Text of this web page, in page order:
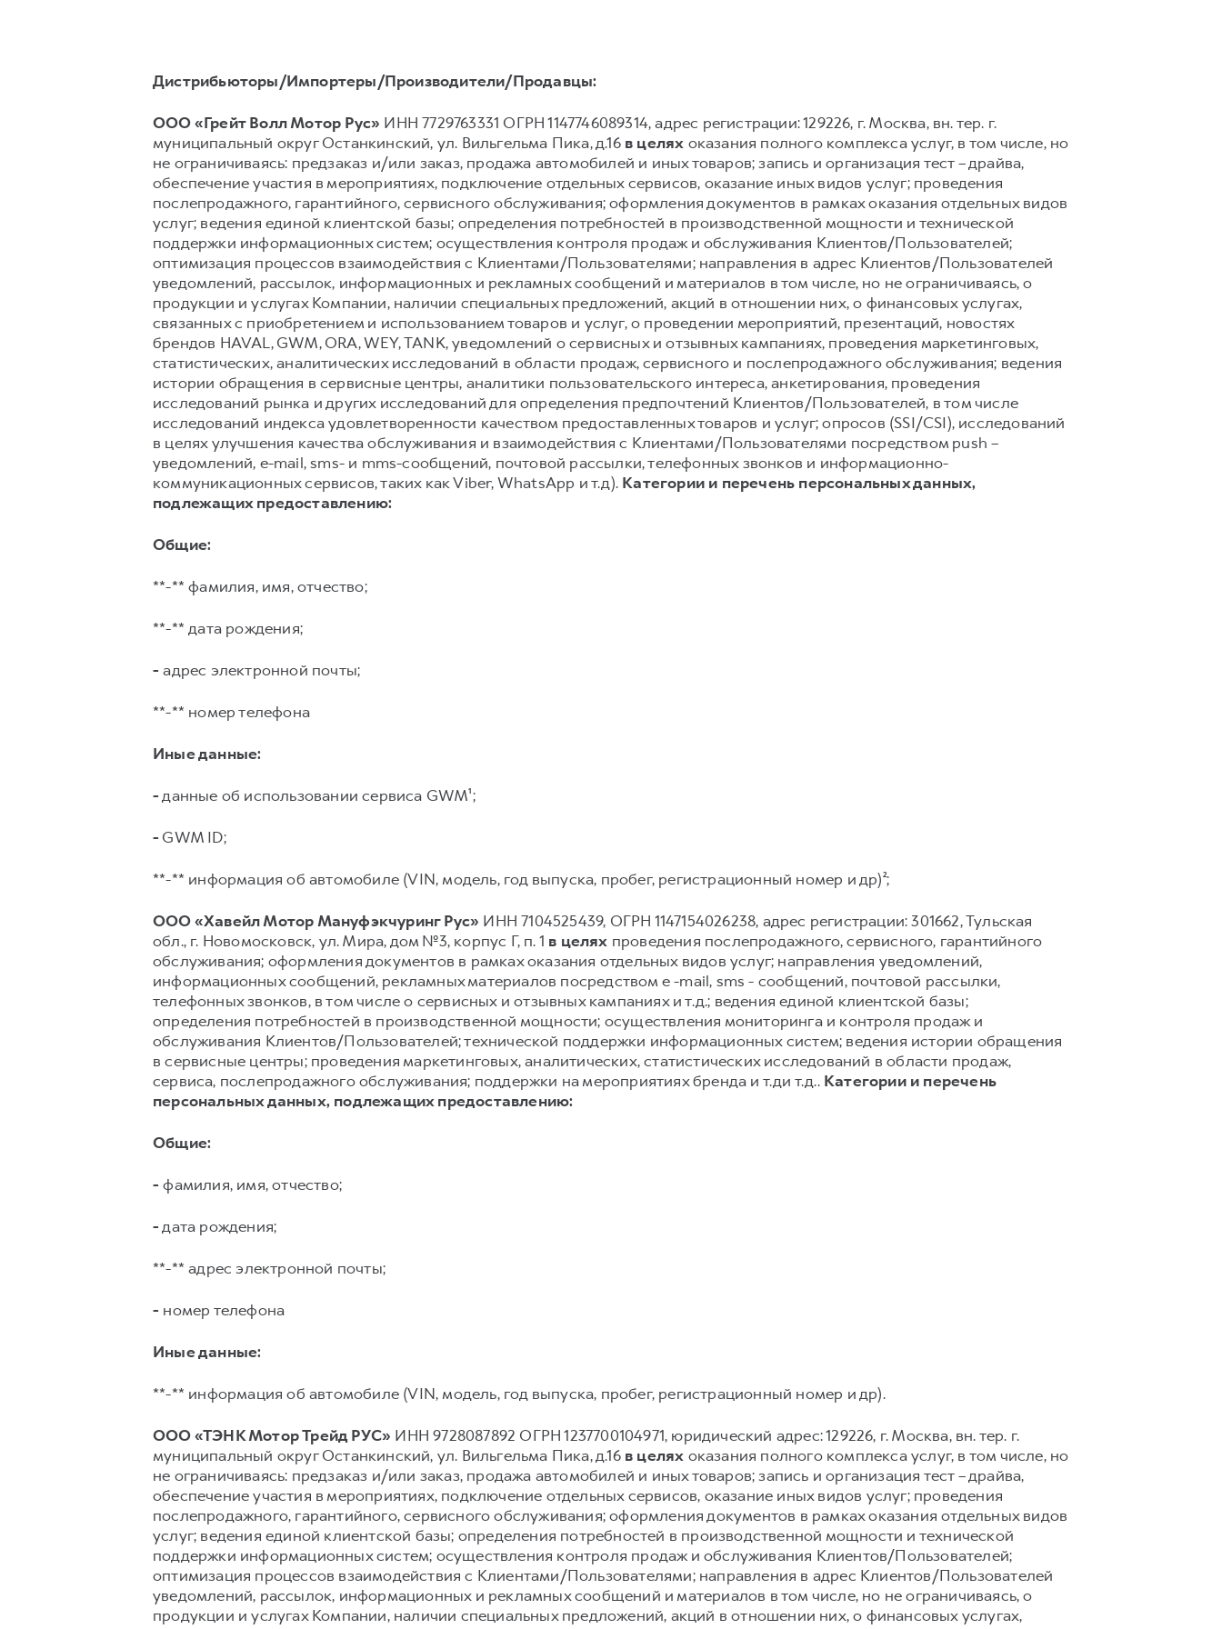
Дистрибьюторы/Импортеры/Производители/Продавцы:
ООО «Грейт Волл Мотор Рус» ИНН 7729763331 ОГРН 1147746089314, адрес регистрации: 129226, г. Москва, вн. тер. г.
муниципальный округ Останкинский, ул. Вильгельма Пика, д.16 в целях оказания полного комплекса услуг, в том числе, но
не ограничиваясь: предзаказ и/или заказ, продажа автомобилей и иных товаров; запись и организация тест – драйва,
обеспечение участия в мероприятиях, подключение отдельных сервисов, оказание иных видов услуг; проведения
послепродажного, гарантийного, сервисного обслуживания; оформления документов в рамках оказания отдельных видов
услуг; ведения единой клиентской базы; определения потребностей в производственной мощности и технической
поддержки информационных систем; осуществления контроля продаж и обслуживания Клиентов/Пользователей;
оптимизация процессов взаимодействия с Клиентами/Пользователями; направления в адрес Клиентов/Пользователей
уведомлений, рассылок, информационных и рекламных сообщений и материалов в том числе, но не ограничиваясь, о
продукции и услугах Компании, наличии специальных предложений, акций в отношении них, о финансовых услугах,
связанных с приобретением и использованием товаров и услуг, о проведении мероприятий, презентаций, новостях
брендов HAVAL, GWM, ORA, WEY, TANK, уведомлений о сервисных и отзывных кампаниях, проведения маркетинговых,
статистических, аналитических исследований в области продаж, сервисного и послепродажного обслуживания; ведения
истории обращения в сервисные центры, аналитики пользовательского интереса, анкетирования, проведения
исследований рынка и других исследований для определения предпочтений Клиентов/Пользователей, в том числе
исследований индекса удовлетворенности качеством предоставленных товаров и услуг; опросов (SSI/CSI), исследований
в целях улучшения качества обслуживания и взаимодействия с Клиентами/Пользователями посредством push –
уведомлений, e-mail, sms- и mms-сообщений, почтовой рассылки, телефонных звонков и информационно-
коммуникационных сервисов, таких как Viber, WhatsApp и т.д). Категории и перечень персональных данных,
подлежащих предоставлению:
Общие:
**-** фамилия, имя, отчество;
**-** дата рождения;
- адрес электронной почты;
**-** номер телефона
Иные данные:
-данные об использовании сервиса GWM¹;
- GWM ID;
**-** информация об автомобиле (VIN, модель, год выпуска, пробег, регистрационный номер и др)²;
ООО «Хавейл Мотор Мануфэкчуринг Рус» ИНН 7104525439, ОГРН 1147154026238, адрес регистрации: 301662, Тульская
обл., г. Новомосковск, ул. Мира, дом №3, корпус Г, п. 1 в целях проведения послепродажного, сервисного, гарантийного
обслуживания; оформления документов в рамках оказания отдельных видов услуг; направления уведомлений,
информационных сообщений, рекламных материалов посредством e -mail, sms - сообщений, почтовой рассылки,
телефонных звонков, в том числе о сервисных и отзывных кампаниях и т.д.; ведения единой клиентской базы;
определения потребностей в производственной мощности; осуществления мониторинга и контроля продаж и
обслуживания Клиентов/Пользователей; технической поддержки информационных систем; ведения истории обращения
в сервисные центры; проведения маркетинговых, аналитических, статистических исследований в области продаж,
сервиса, послепродажного обслуживания; поддержки на мероприятиях бренда и т.ди т.д.. Категории и перечень
персональных данных, подлежащих предоставлению:
Общие:
- фамилия, имя, отчество;
-дата рождения;
**-** адрес электронной почты;
- номер телефона
Иные данные:
**-** информация об автомобиле (VIN, модель, год выпуска, пробег, регистрационный номер и др).
ООО «ТЭНК Мотор Трейд РУС» ИНН 9728087892 ОГРН 1237700104971, юридический адрес: 129226, г. Москва, вн. тер. г.
муниципальный округ Останкинский, ул. Вильгельма Пика, д.16 в целях оказания полного комплекса услуг, в том числе, но
не ограничиваясь: предзаказ и/или заказ, продажа автомобилей и иных товаров; запись и организация тест – драйва,
обеспечение участия в мероприятиях, подключение отдельных сервисов, оказание иных видов услуг; проведения
послепродажного, гарантийного, сервисного обслуживания; оформления документов в рамках оказания отдельных видов
услуг; ведения единой клиентской базы; определения потребностей в производственной мощности и технической
поддержки информационных систем; осуществления контроля продаж и обслуживания Клиентов/Пользователей;
оптимизация процессов взаимодействия с Клиентами/Пользователями; направления в адрес Клиентов/Пользователей
уведомлений, рассылок, информационных и рекламных сообщений и материалов в том числе, но не ограничиваясь, о
продукции и услугах Компании, наличии специальных предложений, акций в отношении них, о финансовых услугах,